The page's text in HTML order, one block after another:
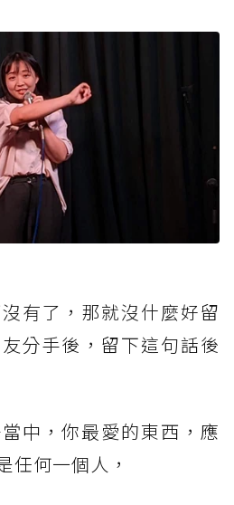
有了，那就沒什麼好留
分手後，留下這句話後
中，你最愛的東西，應
任何一個人，